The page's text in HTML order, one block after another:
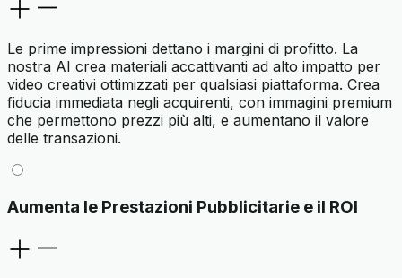
Le prime impressioni dettano i margini di profitto. La
nostra AI crea materiali accattivanti ad alto impatto per
video creativi ottimizzati per qualsiasi piattaforma. Crea
fiducia immediata negli acquirenti, con immagini premium
che permettono prezzi più alti, e aumentano il valore
delle transazioni.
Aumenta le Prestazioni Pubblicitarie e il ROI